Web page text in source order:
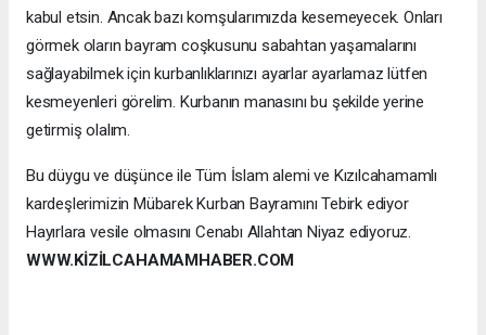
kabul etsin. Ancak bazı komşularımızda kesemeyecek. Onları
görmek oların bayram coşkusunu sabahtan yaşamalarını
sağlayabilmek için kurbanlıklarınızı ayarlar ayarlamaz lütfen
kesmeyenleri görelim. Kurbanın manasını bu şekilde yerine
getirmiş olalım.
Bu düygu ve düşünce ile Tüm İslam alemi ve Kızılcahamamlı
kardeşlerimizin Mübarek Kurban Bayramını Tebirk ediyor
Hayırlara vesile olmasını Cenabı Allahtan Niyaz ediyoruz.
WWW.KİZİLCAHAMAMHABER.COM